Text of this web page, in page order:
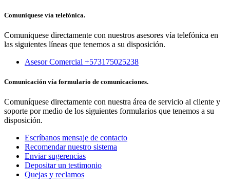
Comuniquese vía telefónica.
Comuniquese directamente con nuestros asesores vía telefónica en
las siguientes líneas que tenemos a su disposición.
Asesor Comercial +573175025238
Comunicación vía formulario de comunicaciones.
Comuníquese directamente con nuestra área de servicio al cliente y
soporte por medio de los siguientes formularios que tenemos a su
disposición.
Escríbanos mensaje de contacto
Recomendar nuestro sistema
Enviar sugerencias
Depositar un testimonio
Quejas y reclamos